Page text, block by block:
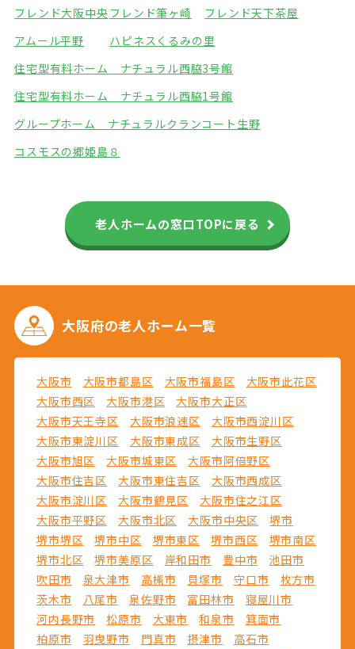
フレンド大阪中央 フレンド筆ヶ崎
フレンド天下茶屋
アムール平野
ハピネスくるみの里
住宅型有料ホーム ナチュラル西脇3号館
住宅型有料ホーム ナチュラル西脇1号館
グループホーム ナチュラルクランコート生野
コスモスの郷姫島８
老人ホームの窓口TOPに戻る
大阪府の老人ホーム一覧
大阪市 大阪市都島区 大阪市福島区
大阪市此花区
大阪市西区
大阪市港区
大阪市大正区
大阪市天王寺区
大阪市浪速区
大阪市西淀川区
大阪市東淀川区
大阪市東成区
大阪市生野区
大阪市旭区
大阪市城東区
大阪市阿倍野区
大阪市住吉区
大阪市東住吉区
大阪市西成区
大阪市淀川区
大阪市鶴見区
大阪市住之江区
大阪市平野区
大阪市北区 大阪市中央区
堺市
堺市堺区
堺市中区 堺市東区 堺市西区
堺市南区
堺市北区
堺市美原区 岸和田市 豊中市
池田市
吹田市
泉大津市 高槻市 貝塚市 守口市
枚方市
茨木市
八尾市 泉佐野市 富田林市
寝屋川市
河内長野市
松原市 大東市 和泉市
箕面市
柏原市
羽曳野市 門真市 摂津市
高石市